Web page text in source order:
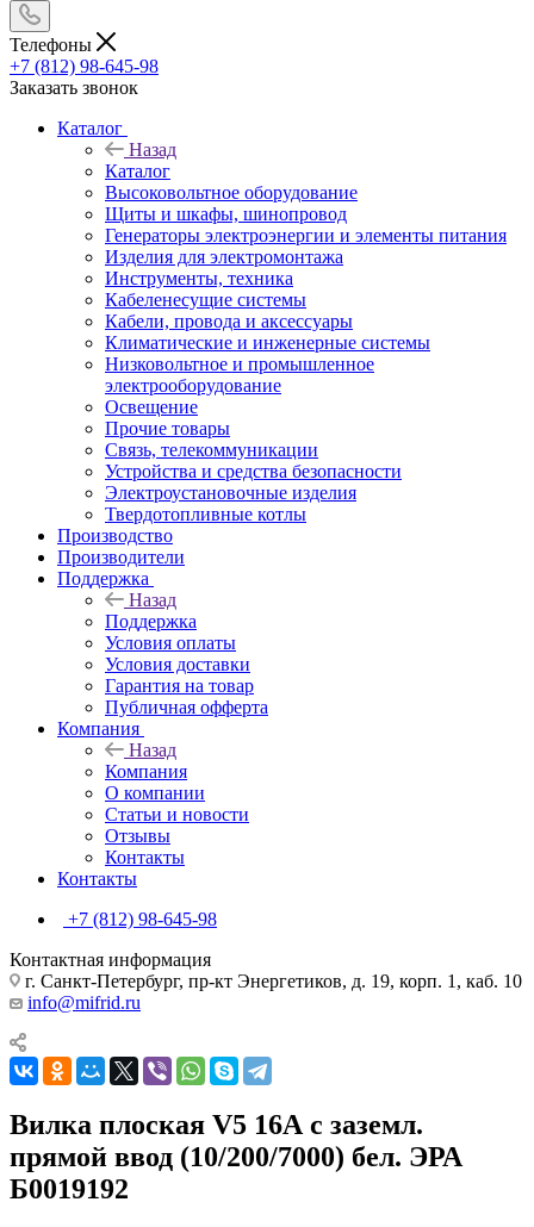
Телефоны
+7 (812) 98-645-98
Заказать звонок
Каталог
Назад
Каталог
Высоковольтное оборудование
Щиты и шкафы, шинопровод
Генераторы электроэнергии и элементы питания
Изделия для электромонтажа
Инструменты, техника
Кабеленесущие системы
Кабели, провода и аксессуары
Климатические и инженерные системы
Низковольтное и промышленное
электрооборудование
Освещение
Прочие товары
Связь, телекоммуникации
Устройства и средства безопасности
Электроустановочные изделия
Твердотопливные котлы
Производство
Производители
Поддержка
Назад
Поддержка
Условия оплаты
Условия доставки
Гарантия на товар
Публичная офферта
Компания
Назад
Компания
О компании
Статьи и новости
Отзывы
Контакты
Контакты
+7 (812) 98-645-98
Контактная информация
г. Санкт-Петербург, пр-кт Энергетиков, д. 19, корп. 1, каб. 10
info@mifrid.ru
Вилка плоская V5 16А с заземл.
прямой ввод (10/200/7000) бел. ЭРА
Б0019192